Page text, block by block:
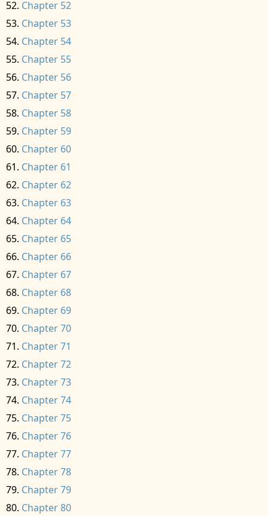
Chapter 52
Chapter 53
Chapter 54
Chapter 55
Chapter 56
Chapter 57
Chapter 58
Chapter 59
Chapter 60
Chapter 61
Chapter 62
Chapter 63
Chapter 64
Chapter 65
Chapter 66
Chapter 67
Chapter 68
Chapter 69
Chapter 70
Chapter 71
Chapter 72
Chapter 73
Chapter 74
Chapter 75
Chapter 76
Chapter 77
Chapter 78
Chapter 79
Chapter 80